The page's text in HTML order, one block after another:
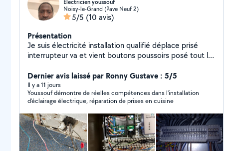
Électricien youssouf
Noisy-le-Grand (Pave Neuf 2)
5/5 (10 avis)
Présentation
Je suis électricité installation qualifié déplace prisé
interrupteur va et vient boutons poussoirs posé tout le
cap Normé NC 15 '100 travaux depuis la fini toute
ellectricite après courant fort professinnel je suis
joignable toutele moment plus bricolage bâtment
n'hésitez pas me contacter mon peinture pérenpation
enduit finition générale intérieur décoration d'intérieur
papier peint satisfait des clients dépannage résoudre
des problème0b766695846 déplacement gratuit visite
pour le voir ce que ya faire
Dernier avis laissé par Ronny Gustave : 5/5
Il y a 11 jours
Youssouf démontre de réelles compétences dans l'installation
d'éclairage électrique, réparation de prises en cuisine